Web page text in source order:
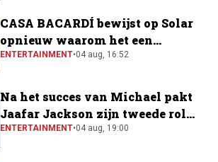
CASA BACARDÍ bewijst op Solar
opnieuw waarom het een
festivalfavoriet is
ENTERTAINMENT•04 aug, 16:52
Na het succes van Michael pakt
Jaafar Jackson zijn tweede rol
naast Will Smith
ENTERTAINMENT•04 aug, 19:00